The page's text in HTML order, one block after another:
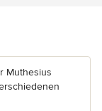
Muthesius